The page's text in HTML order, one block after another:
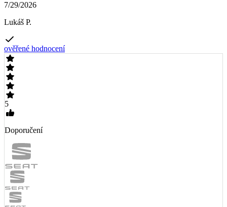
7/29/2026
Lukáš P.
ověřené hodnocení
5
Doporučení